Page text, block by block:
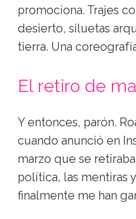
promociona. Trajes
desierto, siluetas
tierra. Una
El retiro de
Y entonces, parón.
cuando anunció en
marzo que se
política, las mentiras
finalmente me han